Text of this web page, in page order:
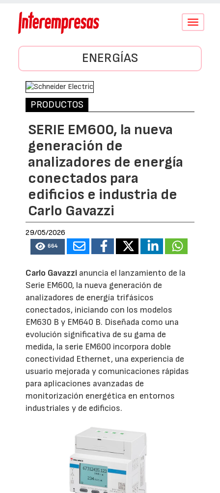
Conmutar
ENERGÍAS
PRODUCTOS
SERIE EM600, la nueva
generación de
analizadores de energía
conectados para
edificios e industria de
Carlo Gavazzi
29/05/2026
664
Carlo Gavazzi anuncia el lanzamiento de la
Serie EM600, la nueva generación de
analizadores de energía trifásicos
conectados, iniciando con los modelos
EM630 B y EM640 B. Diseñada como una
evolución significativa de su gama de
medida, la serie EM600 incorpora doble
conectividad Ethernet, una experiencia de
usuario mejorada y comunicaciones rápidas
para aplicaciones avanzadas de
monitorización energética en entornos
industriales y de edificios.